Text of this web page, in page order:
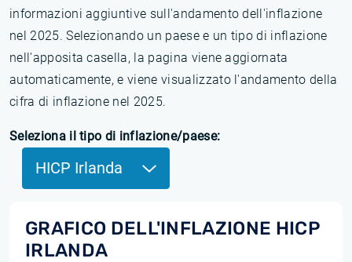
informazioni aggiuntive sull'andamento dell'inflazione
nel 2025. Selezionando un paese e un tipo di inflazione
nell'apposita casella, la pagina viene aggiornata
automaticamente, e viene visualizzato l'andamento della
cifra di inflazione nel 2025.
Seleziona il tipo di inflazione/paese:
HICP Irlanda
GRAFICO DELL'INFLAZIONE HICP
IRLANDA